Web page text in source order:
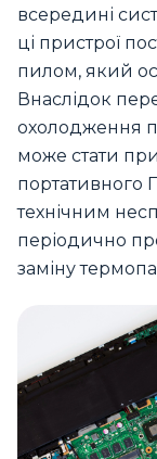
всередині
ці пристрої
пилом, який
Внаслідок
охолодження
може стати
портативного
технічним
періодично
заміну